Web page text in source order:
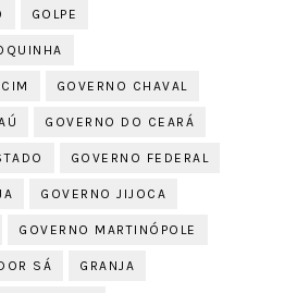
GOLPE
GOVERNO CHAVAL
GOVERNO DO CEARÁ
GOVERNO FEDERAL
GOVERNO JIJOCA
GOVERNO MARTINÓPOLE
SÁ GRANJA